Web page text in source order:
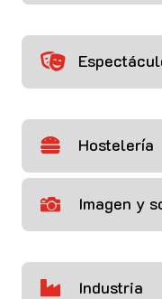

 Hostelería
 Imagen y
 Industria